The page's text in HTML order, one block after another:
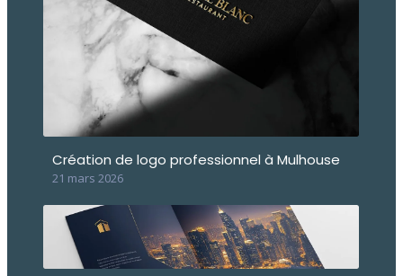
Création de logo professionnel à Mulhouse
21 mars 2026